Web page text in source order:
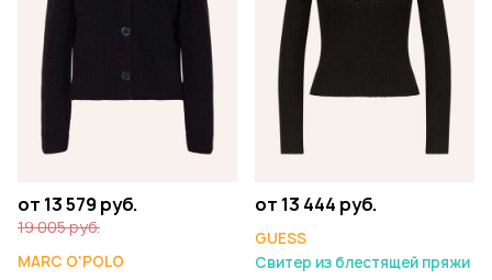
от 13 579 руб.
19 005 руб.
MARC O'POLO
от 13 444 руб.
GUESS
Свитер из блестящей пряжи